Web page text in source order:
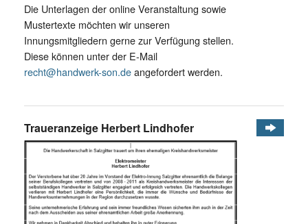
Die Unterlagen der online Veranstaltung sowie
Mustertexte möchten wir unseren
Innungsmitgliedern gerne zur Verfügung stellen.
Diese können unter der E-Mail
recht@handwerk-son.deangefordert werden.
Traueranzeige Herbert Lindhofer